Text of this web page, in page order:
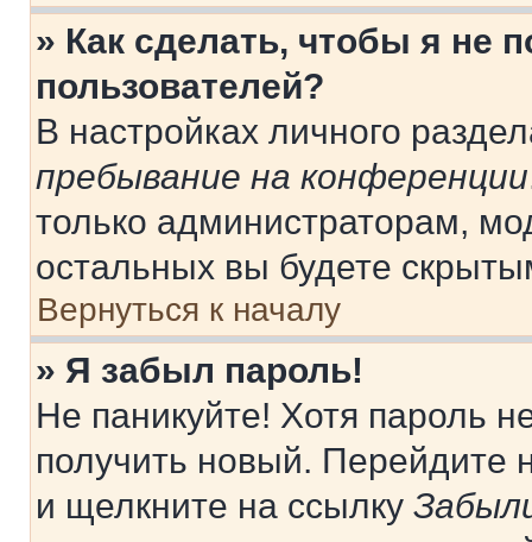
» Как сделать, чтобы я не
пользователей?
В настройках личного
пребывание на конференции
только администраторам,
остальных вы будете
Вернуться к началу
» Я забыл пароль!
Не паникуйте! Хотя пароль
получить новый. Перейдите
и щелкните на ссылку